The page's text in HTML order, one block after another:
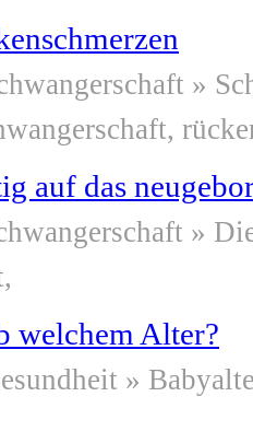
»
auf das
»
welchem Alter?
»